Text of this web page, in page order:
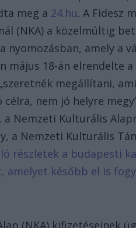
meg a 24.hu. A Fidesz
(NKA) a közelmúltig
nyomozásban, amely a
18-án elrendelte
megállítani,
nem jó helyre
Nemzeti Kulturális
a Nemzeti Kulturális
részletek a budapesti
amelyet később el is